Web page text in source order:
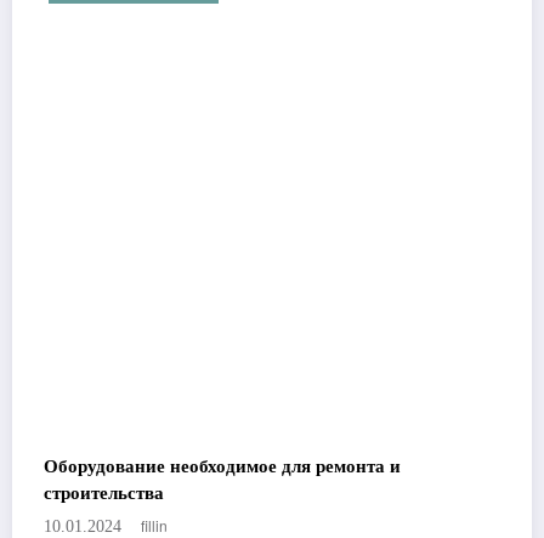
Оборудование необходимое для ремонта и
строительства
10.01.2024 fillin